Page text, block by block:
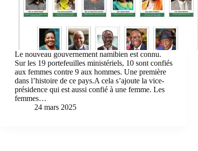
Le nouveau gouvernement namibien est connu.
Sur les 19 portefeuilles ministériels, 10 sont confiés
aux femmes contre 9 aux hommes. Une première
dans l’histoire de ce pays.A cela s’ajoute la vice-
présidence qui est aussi confié à une femme. Les
femmes…
24 mars 2025